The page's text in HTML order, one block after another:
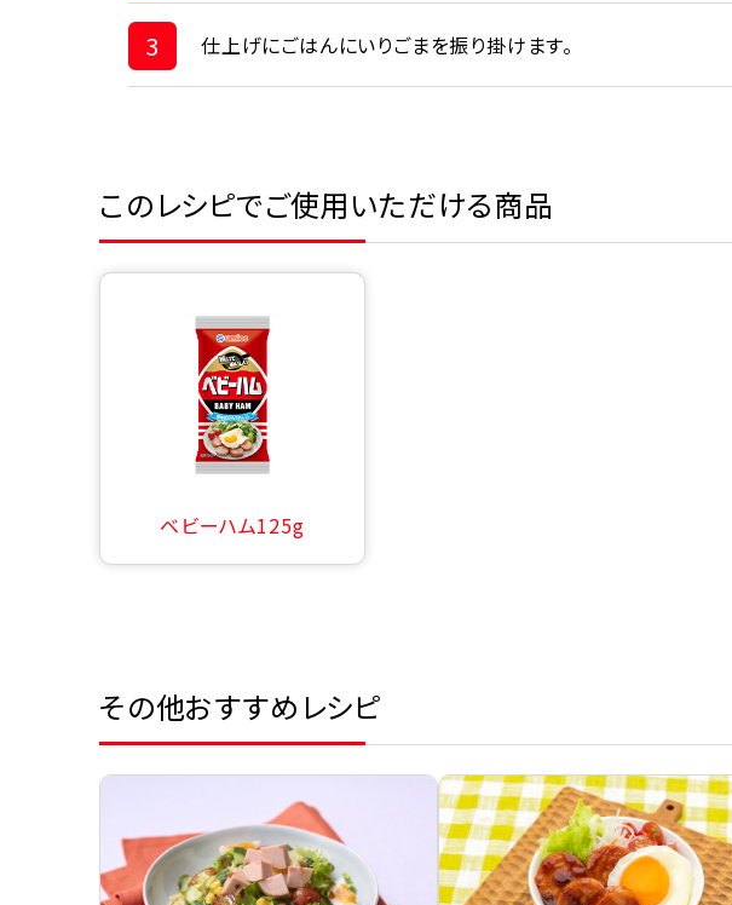
3 仕上げにごはんにいりごまを振り掛けます。
このレシピでご使用いただける商品
ベビーハム125g
その他おすすめレシピ